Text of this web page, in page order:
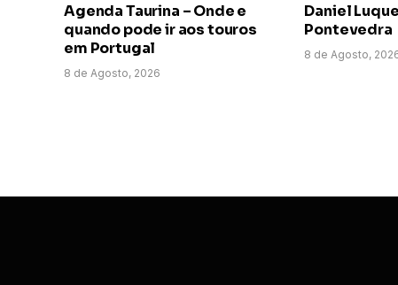
Agenda Taurina – Onde e
quando pode ir aos touros
em Portugal
8 de Agosto, 2026
Daniel
Pontevedra
8 de Agosto,